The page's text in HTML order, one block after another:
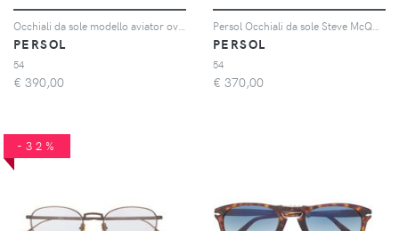
PERSOL
54
€ 390,00
PERSOL
54
€ 370,00
-32%